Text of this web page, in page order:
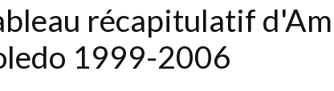
récapitulatif
1999-2006